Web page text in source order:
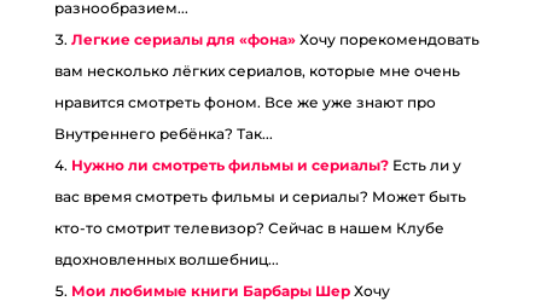
разнообразием...
Легкие сериалы для «фона» Хочу порекомендовать
вам несколько лёгких сериалов, которые мне очень
нравится смотреть фоном. Все же уже знают про
Внутреннего ребёнка? Так...
Нужно ли смотреть фильмы и сериалы? Есть ли у
вас время смотреть фильмы и сериалы? Может быть
кто-то смотрит телевизор? Сейчас в нашем Клубе
вдохновленных волшебниц...
Мои любимые книги Барбары Шер Хочу